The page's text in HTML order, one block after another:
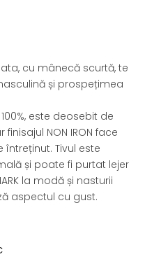
cu mânecă scurtă, te
și prospețimea
este deosebit de
NON IRON face
Tivul este
și poate fi purtat lejer
la modă și nasturii
aspectul cu gust.